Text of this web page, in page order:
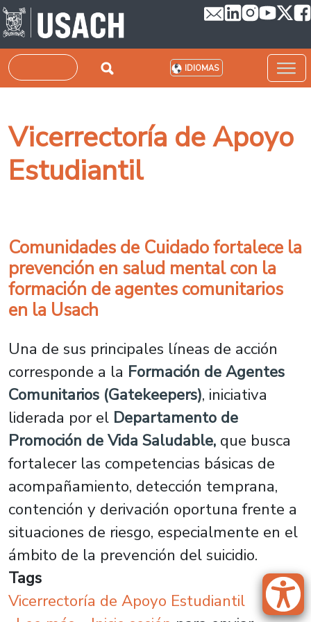
Pasar al contenido principal
Buscar IDIOMAS
Vicerrectoría de Apoyo
Estudiantil
Comunidades de Cuidado fortalece la
prevención en salud mental con la
formación de agentes comunitarios
en la Usach
Una de sus principales líneas de acción
corresponde a la Formación de Agentes
Comunitarios (Gatekeepers), iniciativa
liderada por el Departamento de
Promoción de Vida Saludable, que busca
fortalecer las competencias básicas de
acompañamiento, detección temprana,
contención y derivación oportuna frente a
situaciones de riesgo, especialmente en el
ámbito de la prevención del suicidio.
Tags
Vicerrectoría de Apoyo Estudiantil